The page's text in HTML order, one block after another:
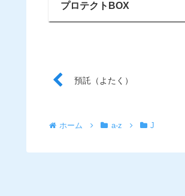
プロテクトBOX
預託（よたく）
ホーム a-z J